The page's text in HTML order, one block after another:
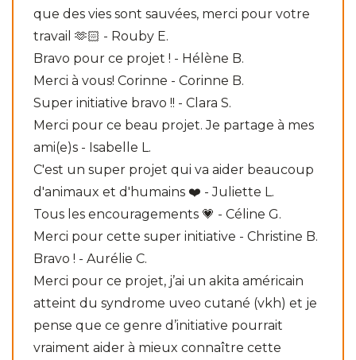
que des vies sont sauvées, merci pour votre
travail 🫶🏻 - Rouby E.
Bravo pour ce projet ! - Hélène B.
Merci à vous! Corinne - Corinne B.
Super initiative bravo !! - Clara S.
Merci pour ce beau projet. Je partage à mes
ami(e)s - Isabelle L.
C'est un super projet qui va aider beaucoup
d'animaux et d'humains ❤️ - Juliette L.
Tous les encouragements 💗 - Céline G.
Merci pour cette super initiative - Christine B.
Bravo ! - Aurélie C.
Merci pour ce projet, j’ai un akita américain
atteint du syndrome uveo cutané (vkh) et je
pense que ce genre d’initiative pourrait
vraiment aider à mieux connaître cette